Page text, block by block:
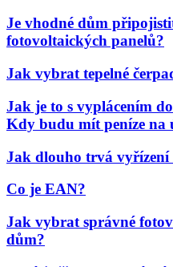
Je vhodné dům
fotovoltaických panelů?
Jak vybrat tepelné
Jak je to s vyplácením
Kdy budu mít peníze na
Jak dlouho trvá vyřízení
Co je EAN?
Jak vybrat správné
dům?